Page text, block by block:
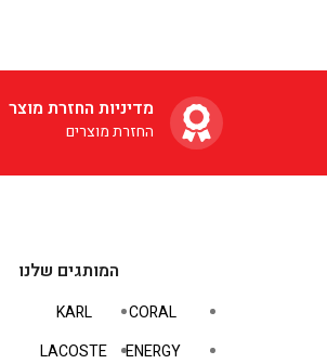
מדיניות החזרת מוצר
החזרת מוצרים
המותגים שלנו
CORAL
ENERGY
KARL
LACOSTE